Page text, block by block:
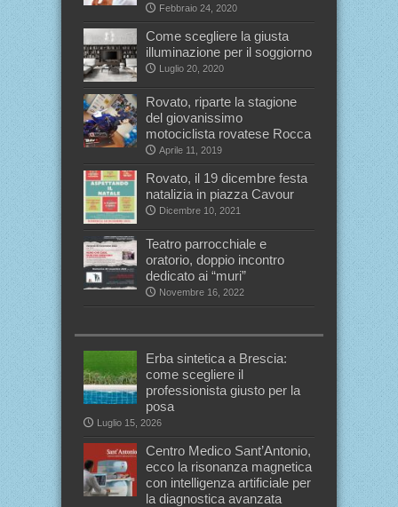
Febbraio 24, 2020
Come scegliere la giusta
illuminazione per il soggiorno
Luglio 20, 2020
Rovato, riparte la stagione
del giovanissimo
motociclista rovatese Rocca
Aprile 11, 2019
Rovato, il 19 dicembre festa
natalizia in piazza Cavour
Dicembre 10, 2021
Teatro parrocchiale e
oratorio, doppio incontro
dedicato ai “muri”
Novembre 16, 2022
Erba sintetica a Brescia:
come scegliere il
professionista giusto per la
posa
Luglio 15, 2026
Centro Medico Sant’Antonio,
ecco la risonanza magnetica
con intelligenza artificiale per
la diagnostica avanzata